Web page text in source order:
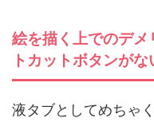
絵を描く上でのデ
トカットボタンがな
液タブとしてめちゃ